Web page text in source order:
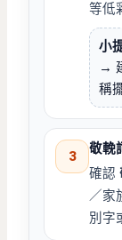
等低
小
→
稱
3
敬輓
確認
／家
別字